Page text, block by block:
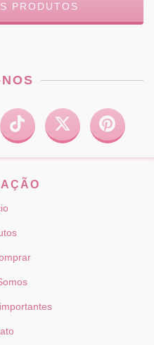
PRODUTOS